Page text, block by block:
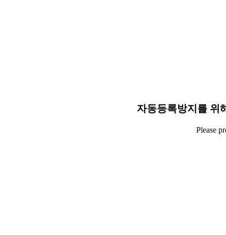
자동등록방지를 위
Please